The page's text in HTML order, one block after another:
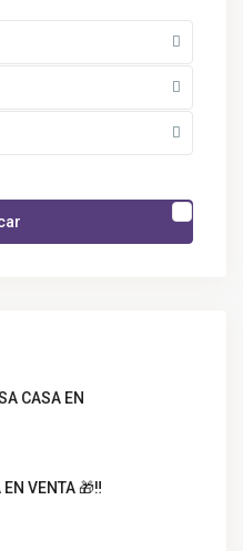
CASA EN
VENTA 🎁‼️